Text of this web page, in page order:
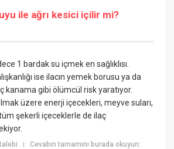
ile ağrı kesici içilir mi?
1 bardak su içmek en sağlıklısı.
ise ilacın yemek borusu ya da
kanama gibi ölümcül risk yaratıyor.
üzere enerji içecekleri, meyve suları,
şekerli içeceklerle de ilaç
|Cevabın tamamını burada okuyun: